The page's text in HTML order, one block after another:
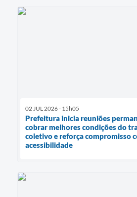
02 JUL 2026 - 15h05
Prefeitura inicia reuniões
cobrar melhores condições do
coletivo e reforça compromisso
acessibilidade